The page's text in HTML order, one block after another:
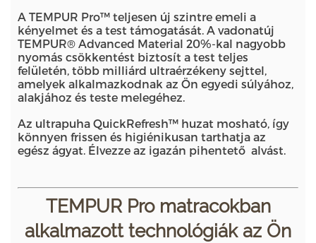
A TEMPUR Pro™ teljesen új szintre emeli a
kényelmet és a test támogatását. A vadonatúj
TEMPUR® Advanced Material 20%-kal nagyobb
nyomás csökkentést biztosít a test teljes
felületén, több milliárd ultraérzékeny sejttel,
amelyek alkalmazkodnak az Ön egyedi súlyához,
alakjához és teste melegéhez.
Az ultrapuha QuickRefresh™️ huzat mosható, így
könnyen frissen és higiénikusan tarthatja az
egész ágyat. Élvezze az igazán pihentető alvást.
TEMPUR Pro matracokban
alkalmazott technológiák az Ön